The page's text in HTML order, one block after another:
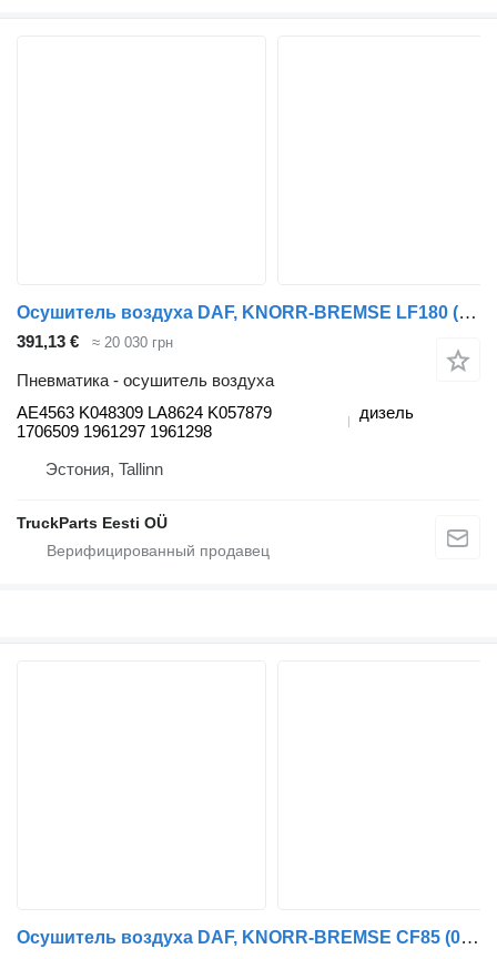
Осушитель воздуха DAF, KNORR-BREMSE LF180 (01.13-) AE4563 для тягача DAF LF45, LF55, LF180, CF65, CF75, CF85 (2001-)
391,13 € ≈ 20 030 грн
Пневматика - осушитель воздуха
AE4563 K048309 LA8624 K057879
1706509 1961297 1961298
дизель
Эстония, Tallinn
TruckParts Eesti OÜ
Осушитель воздуха DAF, KNORR-BREMSE CF85 (01.01-) ZB4708 для тягача DAF LF45, LF55, LF180, CF65, CF75, CF85 (2001-)